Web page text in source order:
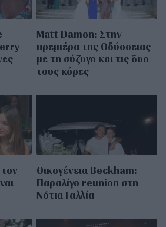
Matt Damon: Στην
πρεμιέρα της Οδύσσειας
με τη σύζυγο και τις δυο
τους κόρες
Οικογένεια Beckham:
Παραλίγο reunion στη
Νότια Γαλλία